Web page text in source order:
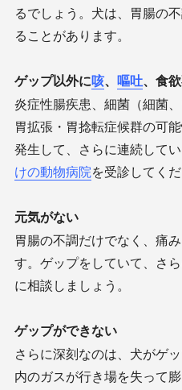
るでしょう。犬は、胃腸の
ることがあります。
ゲップ以外に咳、 嘔吐、食
炎症性腸疾患、細菌（細菌
胃拡張・胃捻転症候群の可
発生して、さらに連続して
けの動物病院を受診してくだ
元気がない
胃腸の不調だけでなく、痛
す。ゲップをしていて、さ
に相談しましょう。
ゲップができない
さらに深刻なのは、犬がゲ
内のガスが行き場を失って